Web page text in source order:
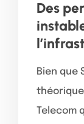
Des
Bien que
Telecom